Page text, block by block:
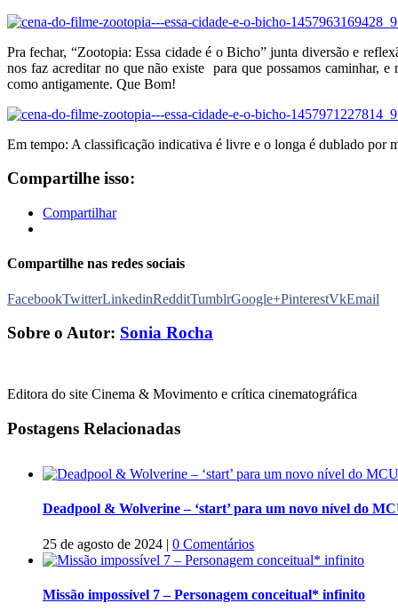
Pra fechar, “Zootopia: Essa cidade é o Bicho” junta diversão e
nos faz acreditar no que não existe para que possamos caminhar,
como antigamente. Que Bom!
Em tempo: A classificação indicativa é livre e o longa é dublado por
Compartilhe isso:
Compartilhar
Compartilhe nas redes sociais
FacebookTwitterLinkedinRedditTumblrGoogle+PinterestVkEmail
Sobre o Autor: Sonia Rocha
Editora do site Cinema & Movimento e crítica cinematográfica
Postagens Relacionadas
Deadpool & Wolverine – ‘start’ para um novo nível do
25 de agosto de 2024 | 0 Comentários
Missão impossível 7 – Personagem conceitual* infinito